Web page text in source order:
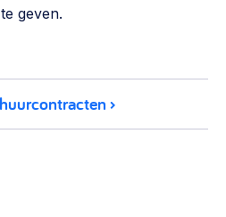
geven.